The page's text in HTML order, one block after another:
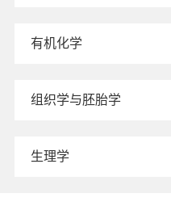
有机化学
组织学与胚胎学
生理学